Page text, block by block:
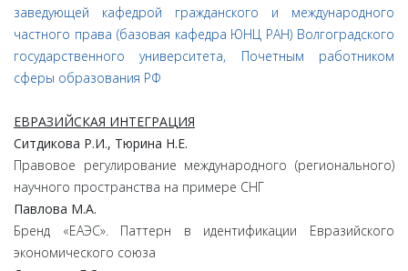
заведующей кафедрой гражданского и международного
частного права (базовая кафедра ЮНЦ РАН) Волгоградского
государственного университета, Почетным работником
сферы образования РФ
ЕВРАЗИЙСКАЯ ИНТЕГРАЦИЯ
Ситдикова Р.И., Тюрина Н.Е.
Правовое регулирование международного (регионального)
научного пространства на примере СНГ
Павлова М.А.
Бренд «ЕАЭС». Паттерн в идентификации Евразийского
экономического союза